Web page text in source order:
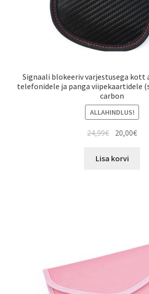
Signaali blokeeriv varjestusega
telefonidele ja panga viipekaartidele
carbon
ALLAHINDLUS!
24,99€ Algne
oli:
20,00€
Lisa korvi